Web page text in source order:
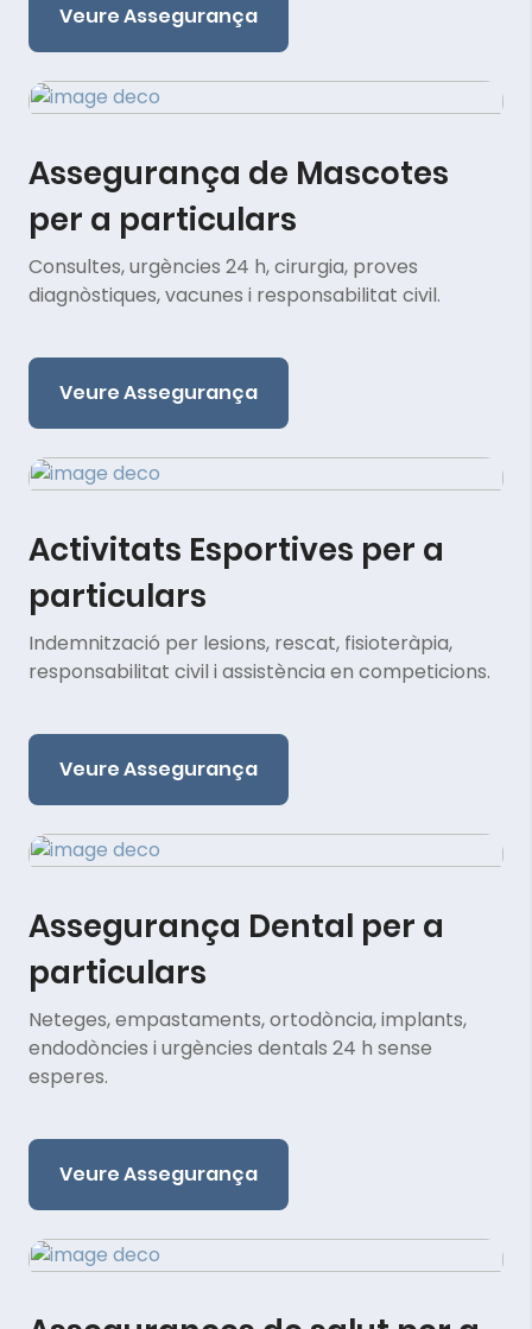
Veure Assegurança
Assegurança de Mascotes
per a particulars
Consultes, urgències 24 h, cirurgia, proves
diagnòstiques, vacunes i responsabilitat civil.
Veure Assegurança
Activitats Esportives per a
particulars
Indemnització per lesions, rescat, fisioteràpia,
responsabilitat civil i assistència en competicions.
Veure Assegurança
Assegurança Dental per a
particulars
Neteges, empastaments, ortodòncia, implants,
endodòncies i urgències dentals 24 h sense
esperes.
Veure Assegurança